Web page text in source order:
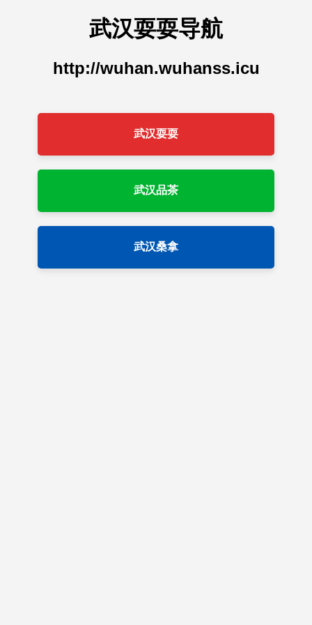
武汉耍耍导航
http://wuhan.wuhanss.icu
武汉耍耍
武汉品茶
武汉桑拿